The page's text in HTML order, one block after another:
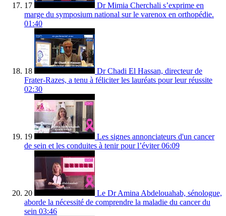
17
Dr Mimia Cherchali s’exprime en
marge du symposium national sur le varenox en orthopédie.
01:40
18
Dr Chadi El Hassan, directeur de
Frater-Razes, a tenu à féliciter les lauréats pour leur réussite
02:30
19
Les signes annonciateurs d'un cancer
de sein et les conduites à tenir pour l’éviter 06:09
20
Le Dr Amina Abdelouahab, sénologue,
aborde la nécessité de comprendre la maladie du cancer du
sein 03:46